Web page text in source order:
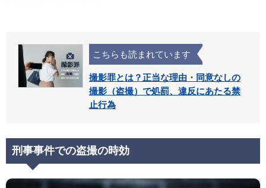
こちらも読まれています
撮影罪とは？正当な理由・同意なしの
撮影（盗撮）で処罰、違反にあたる禁
止行為
刑事事件での盗撮の時効